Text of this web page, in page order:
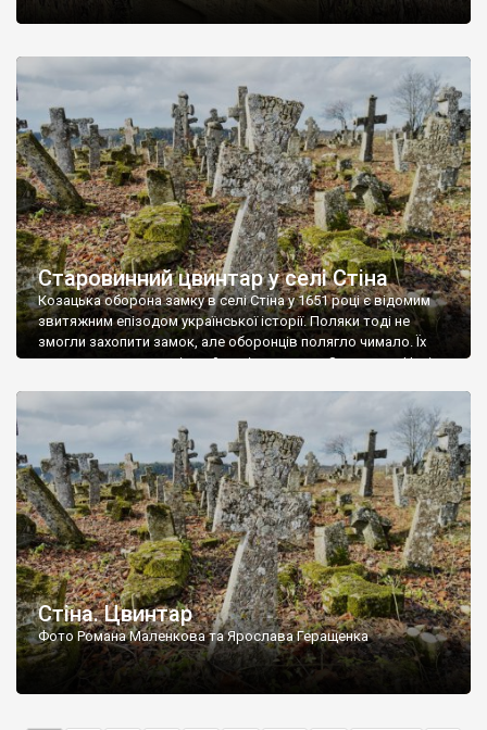
Старовинний цвинтар у селі Стіна
Козацька оборона замку в селі Стіна у 1651 році є відомим
звитяжним епізодом української історії. Поляки тоді не
змогли захопити замок, але оборонців полягло чимало. Їх
поховали на цвинтарі, який тоді називався Замковим. Нині на
ньому чимало хрестів 19 століття, є такі, де епітафії стер […]
Стіна. Цвинтар
Фото Романа Маленкова та Ярослава Геращенка